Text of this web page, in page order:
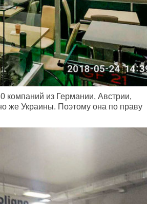
компаний из Германии, Австрии,
же Украины. Поэтому она по праву